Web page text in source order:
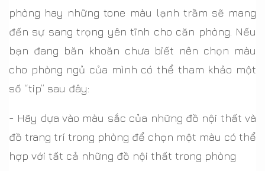
phòng hay những tone màu lạnh trầm sẽ mang
đến sự sang trọng yên tĩnh cho căn phòng. Nếu
bạn đang băn khoăn chưa biết nên chọn màu
cho phòng ngủ của mình có thể tham khảo một
số “tip” sau đây:
- Hãy dựa vào màu sắc của những đồ nội thất và
đồ trang trí trong phòng để chọn một màu có thể
hợp với tất cả những đồ nội thất trong phòng